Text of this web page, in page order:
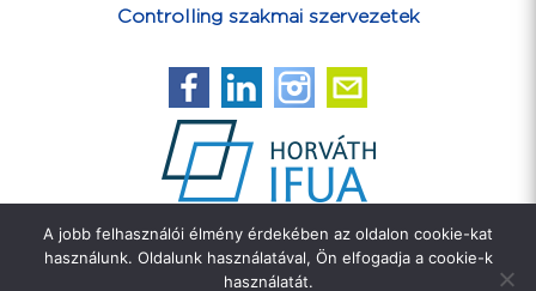
Controlling szakmai szervezetek
Feliratkozás hírlevélre
A jobb felhasználói élmény érdekében az oldalon cookie-kat
használunk. Oldalunk használatával, Ön elfogadja a cookie-k
használatát.